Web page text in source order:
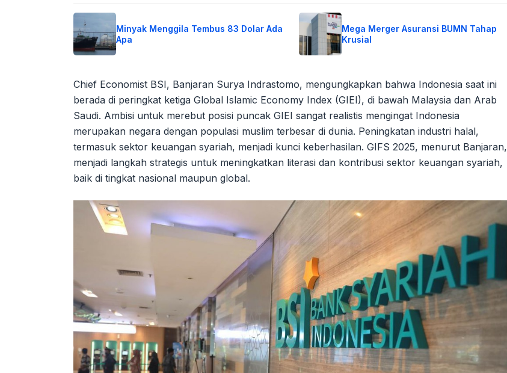
Minyak Menggila Tembus 83 Dolar Ada
Apa
Mega Merger Asuransi BUMN Tahap
Krusial
Chief Economist BSI, Banjaran Surya Indrastomo, mengungkapkan bahwa Indonesia saat ini
berada di peringkat ketiga Global Islamic Economy Index (GIEI), di bawah Malaysia dan Arab
Saudi. Ambisi untuk merebut posisi puncak GIEI sangat realistis mengingat Indonesia
merupakan negara dengan populasi muslim terbesar di dunia. Peningkatan industri halal,
termasuk sektor keuangan syariah, menjadi kunci keberhasilan. GIFS 2025, menurut Banjaran,
menjadi langkah strategis untuk meningkatkan literasi dan kontribusi sektor keuangan syariah,
baik di tingkat nasional maupun global.